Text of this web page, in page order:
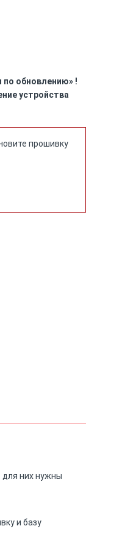
по обновлению» !
устройства
прошивку
для них нужны
и базу